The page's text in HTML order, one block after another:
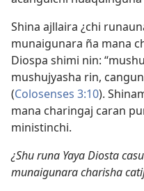
Shina ajllaira ¿chi
munaigunara ña mana
Diospa shimi nin:
mushujyasha rin,
(Colosenses 3:10).
mana charingaj caran
ministinchi.
¿Shu runa Yaya Diosta
munaigunara charisha